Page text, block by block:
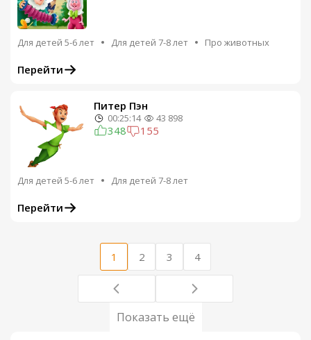
Для детей 5-6 лет Для детей 7-8 лет Про животных
Перейти
Питер Пэн
00:25:14 43 898
348 155
Для детей 5-6 лет Для детей 7-8 лет
Перейти
1 2 3 4
Показать ещё